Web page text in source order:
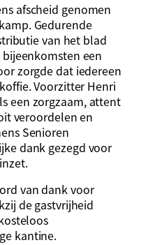
afscheid genomen
Gedurende
van het blad
bijeenkomsten een
zorgde dat iedereen
Voorzitter Henri
een zorgzaam, attent
veroordelen en
Senioren
dank gezegd voor
van dank voor
de gastvrijheid
kantine.